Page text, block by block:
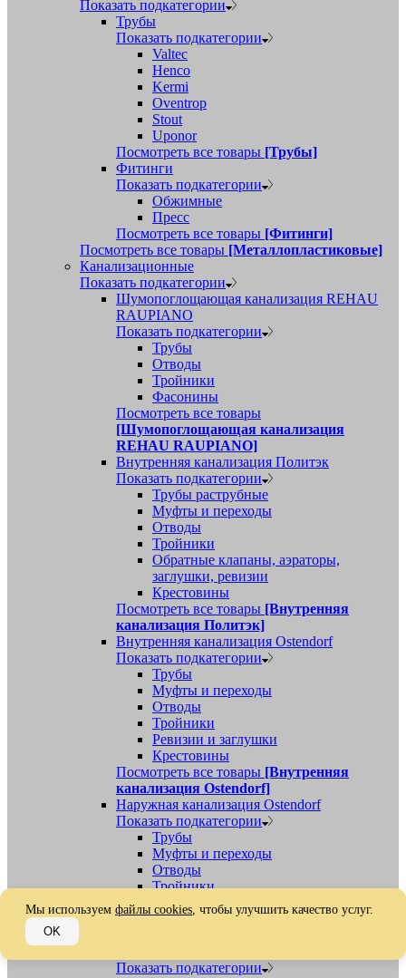
Показать подкатегории
Трубы
Показать подкатегории
Valtec
Henco
Kermi
Oventrop
Stout
Uponor
Посмотреть все товары [Трубы]
Фитинги
Показать подкатегории
Обжимные
Пресс
Посмотреть все товары [Фитинги]
Посмотреть все товары [Металлопластиковые]
Канализационные
Показать подкатегории
Шумопоглощающая канализация REHAU
RAUPIANO
Показать подкатегории
Трубы
Отводы
Тройники
Фасонины
Посмотреть все товары
[Шумопоглощающая канализация
REHAU RAUPIANO]
Внутренняя канализация Политэк
Показать подкатегории
Трубы раструбные
Муфты и переходы
Отводы
Тройники
Обратные клапаны, аэраторы,
заглушки, ревизии
Крестовины
Посмотреть все товары [Внутренняя
канализация Политэк]
Внутренняя канализация Ostendorf
Показать подкатегории
Трубы
Муфты и переходы
Отводы
Тройники
Ревизии и заглушки
Крестовины
Посмотреть все товары [Внутренняя
канализация Ostendorf]
Наружная канализация Ostendorf
Показать подкатегории
Трубы
Муфты и переходы
Отводы
Тройники
Ревизии, заглушки, обратные клапаны
Посмотреть все товары[Наружная
Показать подкатегории
Мы используем файлы cookies, чтобы улучшить качество услуг.
OK